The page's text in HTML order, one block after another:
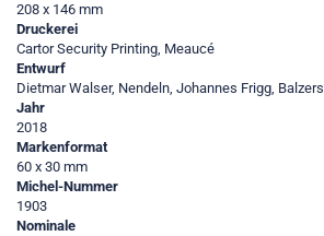
208 x 146 mm
Druckerei
Cartor Security Printing, Meaucé
Entwurf
Dietmar Walser, Nendeln, Johannes Frigg, Balzers
Jahr
2018
Markenformat
60 x 30 mm
Michel-Nummer
1903
Nominale